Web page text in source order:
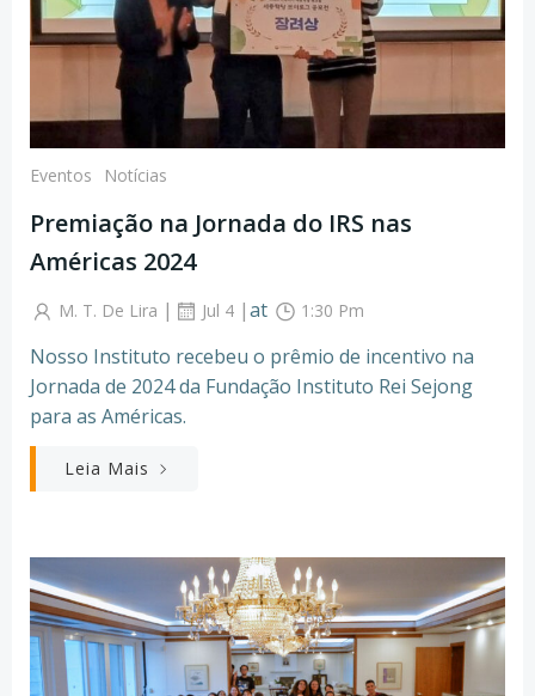
Eventos Notícias
Premiação na Jornada do IRS nas
Américas 2024
M. T. De Lira | Jul 4 |at 1:30 Pm
Nosso Instituto recebeu o prêmio de incentivo na
Jornada de 2024 da Fundação Instituto Rei Sejong
para as Américas.
Leia Mais